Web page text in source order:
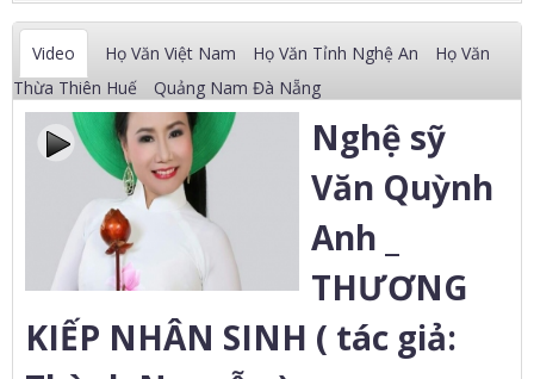
Video Họ Văn Việt Nam Họ Văn Tỉnh Nghệ An
Họ Văn
Thừa Thiên Huế
Quảng Nam Đà Nẵng
Nghệ sỹ
Văn Quỳnh
Anh _
THƯƠNG
KIẾP NHÂN SINH ( tác giả: